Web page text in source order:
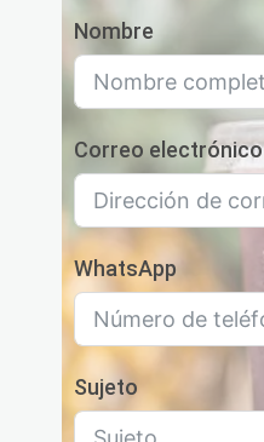
Nombre
Correo electrónico
WhatsApp
Sujeto